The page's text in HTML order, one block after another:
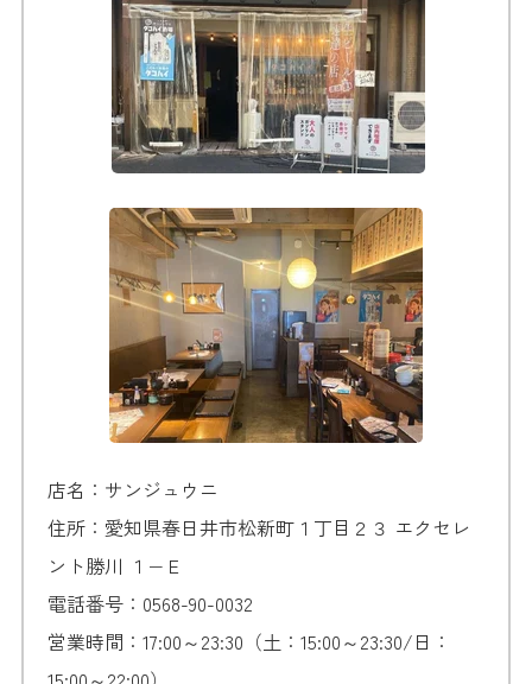
店名：サンジュウニ
住所：愛知県春日井市松新町１丁目２３ エクセレ
ント勝川 １−Ｅ
電話番号：0568-90-0032
営業時間：17:00～23:30（土：15:00～23:30/日：